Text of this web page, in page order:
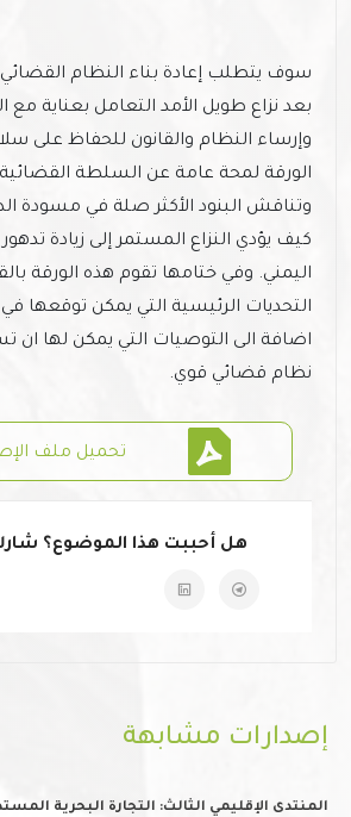
سوف يتطلب إعادة بناء النظام القضائي
بعد نزاع طويل الأمد التعامل بعناية مع
وإرساء النظام والقانون للحفاظ على
الورقة لمحة عامة عن السلطة القضائية
وتناقش البنود الأكثر صلة في مسودة
كيف يؤدي النزاع المستمر إلى زيادة
اليمني. وفي ختامها تقوم هذه الورقة
التحديات الرئيسية التي يمكن توقعها في
اضافة الى التوصيات التي يمكن لها ان
نظام قضائي قوي.
تحميل ملف
هل أحببت هذا الموضوع؟
إصدارات مشابهة
المنتدى الإقليمي الثالث: التجارة البحرية